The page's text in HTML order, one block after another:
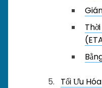
Tối Ưu